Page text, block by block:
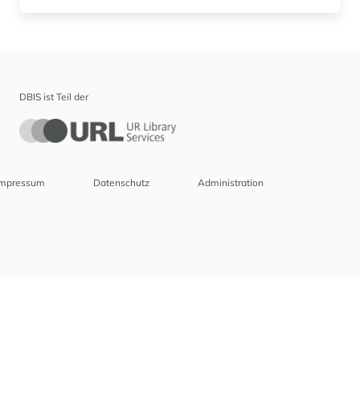
DBIS ist Teil der
Datenschutz Administration